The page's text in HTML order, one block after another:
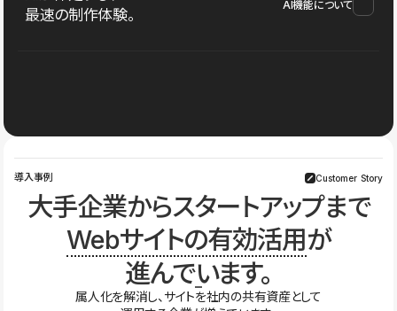
最速の制作体験。
AI機能について
導入事例 Customer Story
大手企業からスタートアップまで
Webサイトの有効活用が
進んでいます。
属人化を解消し、サイトを社内の共有資産として